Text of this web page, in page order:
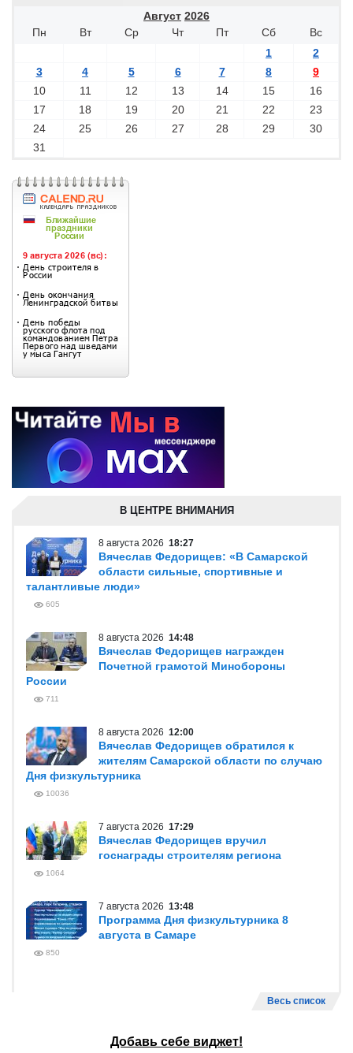
Август 2026
Пн
Вт Ср Чт Пт Сб
Вс
1
2
3
4 5 6 7 8
9
10
11 12 13 14 15
16
17
18 19 20 21 22
23
24
25 26 27 28 29
30
31
В ЦЕНТРЕ ВНИМАНИЯ
8 августа 2026 18:27
Вячеслав Федорищев: «В Самарской
области сильные, спортивные и
талантливые люди»
605
8 августа 2026 14:48
Вячеслав Федорищев награжден
Почетной грамотой Минобороны
России
711
8 августа 2026 12:00
Вячеслав Федорищев обратился к
жителям Самарской области по случаю
Дня физкультурника
10036
7 августа 2026 17:29
Вячеслав Федорищев вручил
госнаграды строителям региона
1064
7 августа 2026 13:48
Программа Дня физкультурника 8
августа в Самаре
850
Весь список
Добавь себе виджет!